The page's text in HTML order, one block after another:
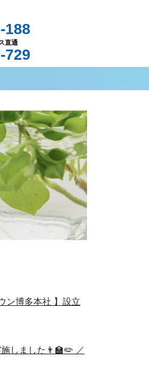
188
直通
729
ン博多本社 】設立
施しました👨‍🏫✏️ ／